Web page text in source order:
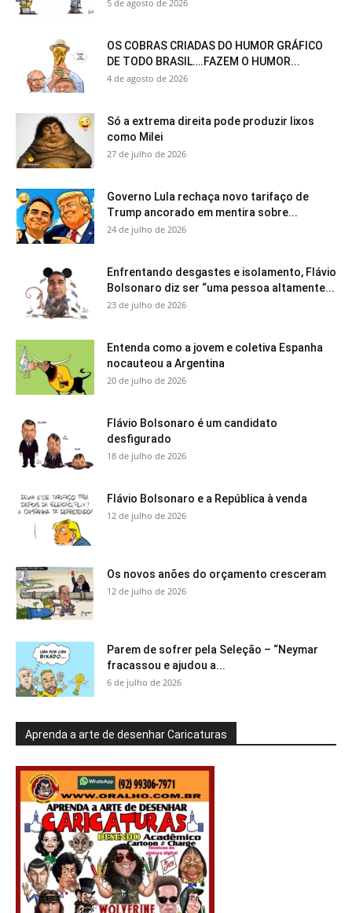
5 de agosto de 2026
OS COBRAS CRIADAS DO HUMOR GRÁFICO
DE TODO BRASIL….FAZEM O HUMOR...
4 de agosto de 2026
Só a extrema direita pode produzir lixos
como Milei
27 de julho de 2026
Governo Lula rechaça novo tarifaço de
Trump ancorado em mentira sobre...
24 de julho de 2026
Enfrentando desgastes e isolamento, Flávio
Bolsonaro diz ser “uma pessoa altamente...
23 de julho de 2026
Entenda como a jovem e coletiva Espanha
nocauteou a Argentina
20 de julho de 2026
Flávio Bolsonaro é um candidato
desfigurado
18 de julho de 2026
Flávio Bolsonaro e a República à venda
12 de julho de 2026
Os novos anões do orçamento cresceram
12 de julho de 2026
Parem de sofrer pela Seleção – “Neymar
fracassou e ajudou a...
6 de julho de 2026
Aprenda a arte de desenhar Caricaturas